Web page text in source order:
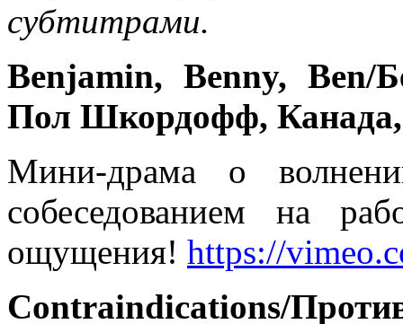
субтитрами.
Benjamin, Benny, Ben/
Пол Шкордофф,
Мини-драма о
собеседованием на
ощущения! https://
Contraindications/